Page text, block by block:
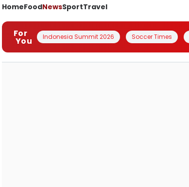
HomeFoodNewsSportTravel
For
You Indonesia Summit 2026 Soccer Times